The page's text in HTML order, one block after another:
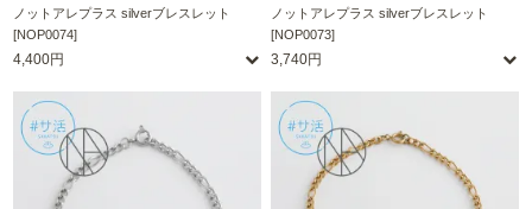
ノットアレプラス silverブレスレット
[NOP0074]
4,400円
ノットアレプラス silverブレスレット
[NOP0073]
3,740円